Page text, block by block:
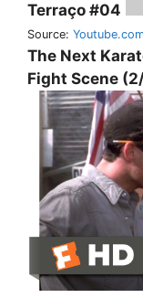
Terraço #04
Source:
The Next
Fight Scene